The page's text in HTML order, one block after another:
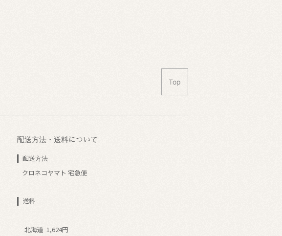
Top
配送方法・送料について
配送方法
クロネコヤマト 宅急便
送料
北海道 1,624円